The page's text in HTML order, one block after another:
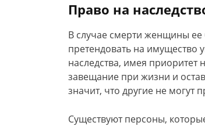
Право на
В случае смерти женщины
претендовать на
наследства, имея
завещание при жизни и
значит, что другие не могут
Существуют персоны,